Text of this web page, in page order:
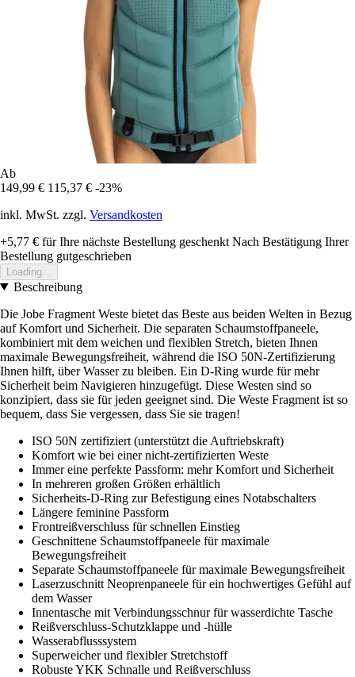
Ab
149,99 € 115,37 € -23%
inkl. MwSt. zzgl. Versandkosten
+5,77 € für Ihre nächste Bestellung geschenkt Nach Bestätigung Ihrer
Bestellung gutgeschrieben
Loading...
Beschreibung
Die Jobe Fragment Weste bietet das Beste aus beiden Welten in Bezug
auf Komfort und Sicherheit. Die separaten Schaumstoffpaneele,
kombiniert mit dem weichen und flexiblen Stretch, bieten Ihnen
maximale Bewegungsfreiheit, während die ISO 50N-Zertifizierung
Ihnen hilft, über Wasser zu bleiben. Ein D-Ring wurde für mehr
Sicherheit beim Navigieren hinzugefügt. Diese Westen sind so
konzipiert, dass sie für jeden geeignet sind. Die Weste Fragment ist so
bequem, dass Sie vergessen, dass Sie sie tragen!
ISO 50N zertifiziert (unterstützt die Auftriebskraft)
Komfort wie bei einer nicht-zertifizierten Weste
Immer eine perfekte Passform: mehr Komfort und Sicherheit
In mehreren großen Größen erhältlich
Sicherheits-D-Ring zur Befestigung eines Notabschalters
Längere feminine Passform
Frontreißverschluss für schnellen Einstieg
Geschnittene Schaumstoffpaneele für maximale
Bewegungsfreiheit
Separate Schaumstoffpaneele für maximale Bewegungsfreiheit
Laserzuschnitt Neoprenpaneele für ein hochwertiges Gefühl auf
dem Wasser
Innentasche mit Verbindungsschnur für wasserdichte Tasche
Reißverschluss-Schutzklappe und -hülle
Wasserabflusssystem
Superweicher und flexibler Stretchstoff
Robuste YKK Schnalle und Reißverschluss